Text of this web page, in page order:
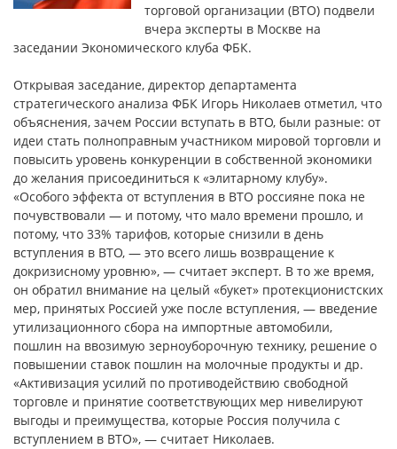
торговой организации (ВТО) подвели
вчера эксперты в Москве на
заседании Экономического клуба ФБК.
Открывая заседание, директор департамента
стратегического анализа ФБК Игорь Николаев отметил, что
объяснения, зачем России вступать в ВТО, были разные: от
идеи стать полноправным участником мировой торговли и
повысить уровень конкуренции в собственной экономики
до желания присоединиться к «элитарному клубу».
«Особого эффекта от вступления в ВТО россияне пока не
почувствовали — и потому, что мало времени прошло, и
потому, что 33% тарифов, которые снизили в день
вступления в ВТО, — это всего лишь возвращение к
докризисному уровню», — считает эксперт. В то же время,
он обратил внимание на целый «букет» протекционистских
мер, принятых Россией уже после вступления, — введение
утилизационного сбора на импортные автомобили,
пошлин на ввозимую зерноуборочную технику, решение о
повышении ставок пошлин на молочные продукты и др.
«Активизация усилий по противодействию свободной
торговле и принятие соответствующих мер нивелируют
выгоды и преимущества, которые Россия получила с
вступлением в ВТО», — считает Николаев.